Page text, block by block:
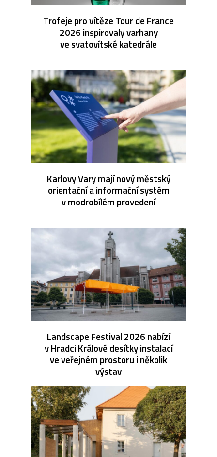
Trofeje pro vítěze Tour de France
2026 inspirovaly varhany
ve svatovítské katedrále
Karlovy Vary mají nový městský
orientační a informační systém
v modrobílém provedení
Landscape Festival 2026 nabízí
v Hradci Králové desítky instalací
ve veřejném prostoru i několik
výstav